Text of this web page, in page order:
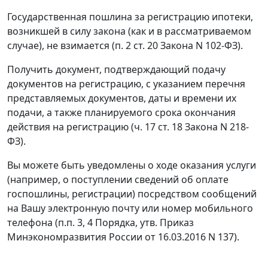
Государственная пошлина за регистрацию ипотеки,
возникшей в силу закона (как и в рассматриваемом
случае), не взимается (п. 2 ст. 20 Закона N 102-ФЗ).
Получить документ, подтверждающий подачу
документов на регистрацию, с указанием перечня
представляемых документов, даты и времени их
подачи, а также планируемого срока окончания
действия на регистрацию (ч. 17 ст. 18 Закона N 218-
ФЗ).
Вы можете быть уведомлены о ходе оказания услуги
(например, о поступлении сведений об оплате
госпошлины, регистрации) посредством сообщений
на Вашу электронную почту или номер мобильного
телефона (п.п. 3, 4 Порядка, утв. Приказ
Минэкономразвития России от 16.03.2016 N 137).